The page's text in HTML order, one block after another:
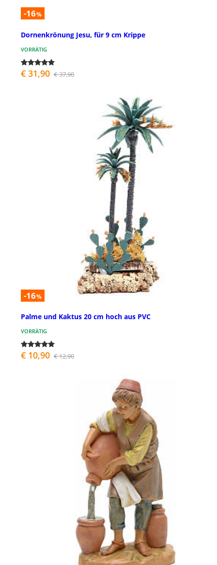
-16%
Dornenkrönung Jesu, für 9 cm Krippe
VORRÄTIG
€ 31,90 € 37,90
-16%
Palme und Kaktus 20 cm hoch aus PVC
VORRÄTIG
€ 10,90 € 12,90